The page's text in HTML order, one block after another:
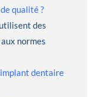
qualité ?
des
normes
implant dentaire